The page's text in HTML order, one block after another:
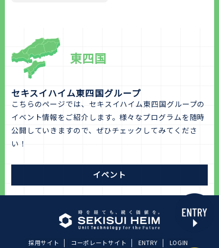
東四国
セキスイハイム東四国グループ
こちらのページでは、セキスイハイム東四国グループの
イベント情報をご紹介します。様々なプログラムを随時
公開していきますので、ぜひチェックしてみてくださ
い！
イベント
採用サイト コーポレートサイト ENTRY LOGIN